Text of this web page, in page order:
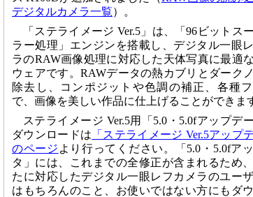
デジタルカメラ一覧）。
「ステライメージ Ver.5」は、「96ビットス
ラー処理」エンジンを搭載し、デジタル一眼
ラのRAW画像処理に対応した天体写真に最適
ウェアです。RAWデータの熱カブリとダーク
除去し、コンポジットや色調の補正、各種
で、画像を美しい作品に仕上げることができま
ステライメージ Ver.5用「5.0・5.0fアップデ
ダウンロードは 「ステライメージ Ver.5アップ
のページ より行ってください。「5.0・5.0fア
タ」には、これまでの全修正が含まれるため
たに対応したデジタル一眼レフカメラのユー
はもちろんのこと、お使いではない方にもダ